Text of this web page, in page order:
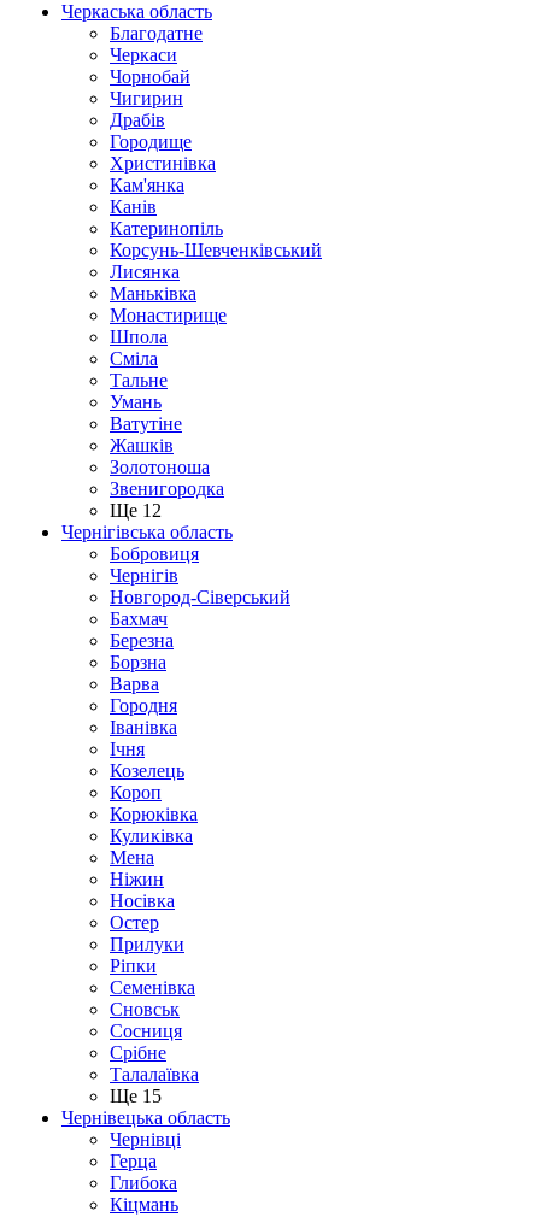
Черкаська область
Благодатне
Черкаси
Чорнобай
Чигирин
Драбів
Городище
Христинівка
Кам'янка
Канів
Катеринопіль
Корсунь-Шевченківський
Лисянка
Маньківка
Монастирище
Шпола
Сміла
Тальне
Умань
Ватутіне
Жашків
Золотоноша
Звенигородка
Ще 12
Чернігівська область
Бобровиця
Чернігів
Новгород-Сіверський
Бахмач
Березна
Борзна
Варва
Городня
Іванівка
Ічня
Козелець
Короп
Корюківка
Куликівка
Мена
Ніжин
Носівка
Остер
Прилуки
Ріпки
Семенівка
Сновськ
Сосниця
Срібне
Талалаївка
Ще 15
Чернівецька область
Чернівці
Герца
Глибока
Кіцмань